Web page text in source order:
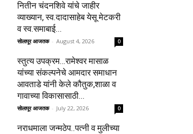
नितीन चंदनशिवे यांचे जाहीर
व्याख्यान, स्व.दादासाहेब येसू मेटकरी
व स्व.समाबाई...
सोलापूर आजतक - August 4, 2026 0
स्तुत्य उपक्रम…रामेश्वर मासाळ
यांच्या संकल्पनेचे आमदार समाधान
आवताडे यांनी केले कौतुक,शाळा व
गावाच्या विकासासाठी...
सोलापूर आजतक - July 22, 2026 0
नराधमाला जन्मठेप..पत्नी व मुलीच्या